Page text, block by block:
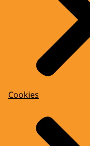
Cookies